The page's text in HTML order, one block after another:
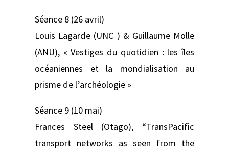
Séance 8 (26 avril)
Louis Lagarde (UNC ) & Guillaume Molle
(ANU), « Vestiges du quotidien : les îles
océaniennes et la mondialisation au
prisme de l’archéologie »
Séance 9 (10 mai)
Frances Steel (Otago), “TransPacific
transport networks as seen from the